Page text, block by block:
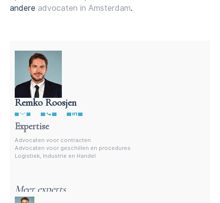
andere advocaten in Amsterdam.
Remko Roosjen
Advocaat voor procedures
Expertise
Advocaten voor contracten
Advocaten voor geschillen en procedures
Logistiek, Industrie en Handel
Meer experts